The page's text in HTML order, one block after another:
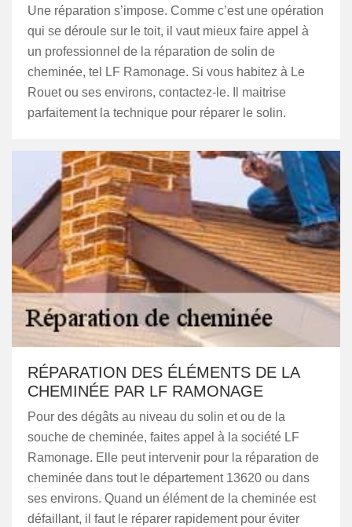
Une réparation s’impose. Comme c’est une opération
qui se déroule sur le toit, il vaut mieux faire appel à
un professionnel de la réparation de solin de
cheminée, tel LF Ramonage. Si vous habitez à Le
Rouet ou ses environs, contactez-le. Il maitrise
parfaitement la technique pour réparer le solin.
RÉPARATION DES ÉLÉMENTS DE LA
CHEMINÉE PAR LF RAMONAGE
Pour des dégâts au niveau du solin et ou de la
souche de cheminée, faites appel à la société LF
Ramonage. Elle peut intervenir pour la réparation de
cheminée dans tout le département 13620 ou dans
ses environs. Quand un élément de la cheminée est
défaillant, il faut le réparer rapidement pour éviter